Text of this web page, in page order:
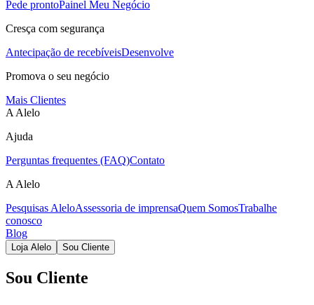
Pede prontoPainel Meu Negócio
Cresça com segurança
Antecipação de recebíveisDesenvolve
Promova o seu negócio
Mais Clientes
A Alelo
Ajuda
Perguntas frequentes (FAQ)Contato
A Alelo
Pesquisas AleloAssessoria de imprensaQuem SomosTrabalhe
conosco
Blog
Loja Alelo Sou Cliente
Sou Cliente